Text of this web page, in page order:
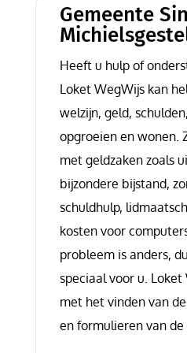
Gemeente
Heeft u hulp of
Loket WegWijs kan
welzijn, geld,
opgroeien en wonen.
met geldzaken zoals
bijzondere bijstand,
schuldhulp,
kosten voor
probleem is anders,
speciaal voor u.
met het vinden van
en formulieren van de